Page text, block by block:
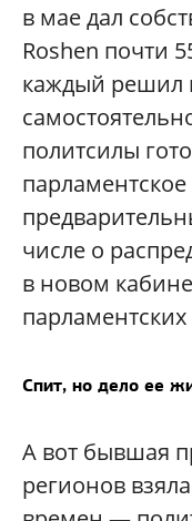
в мае дал
Roshen почти
каждый решил
политсилы
числе о
в новом
парламентских
Спит, но дело ее
А вот бывшая
регионов